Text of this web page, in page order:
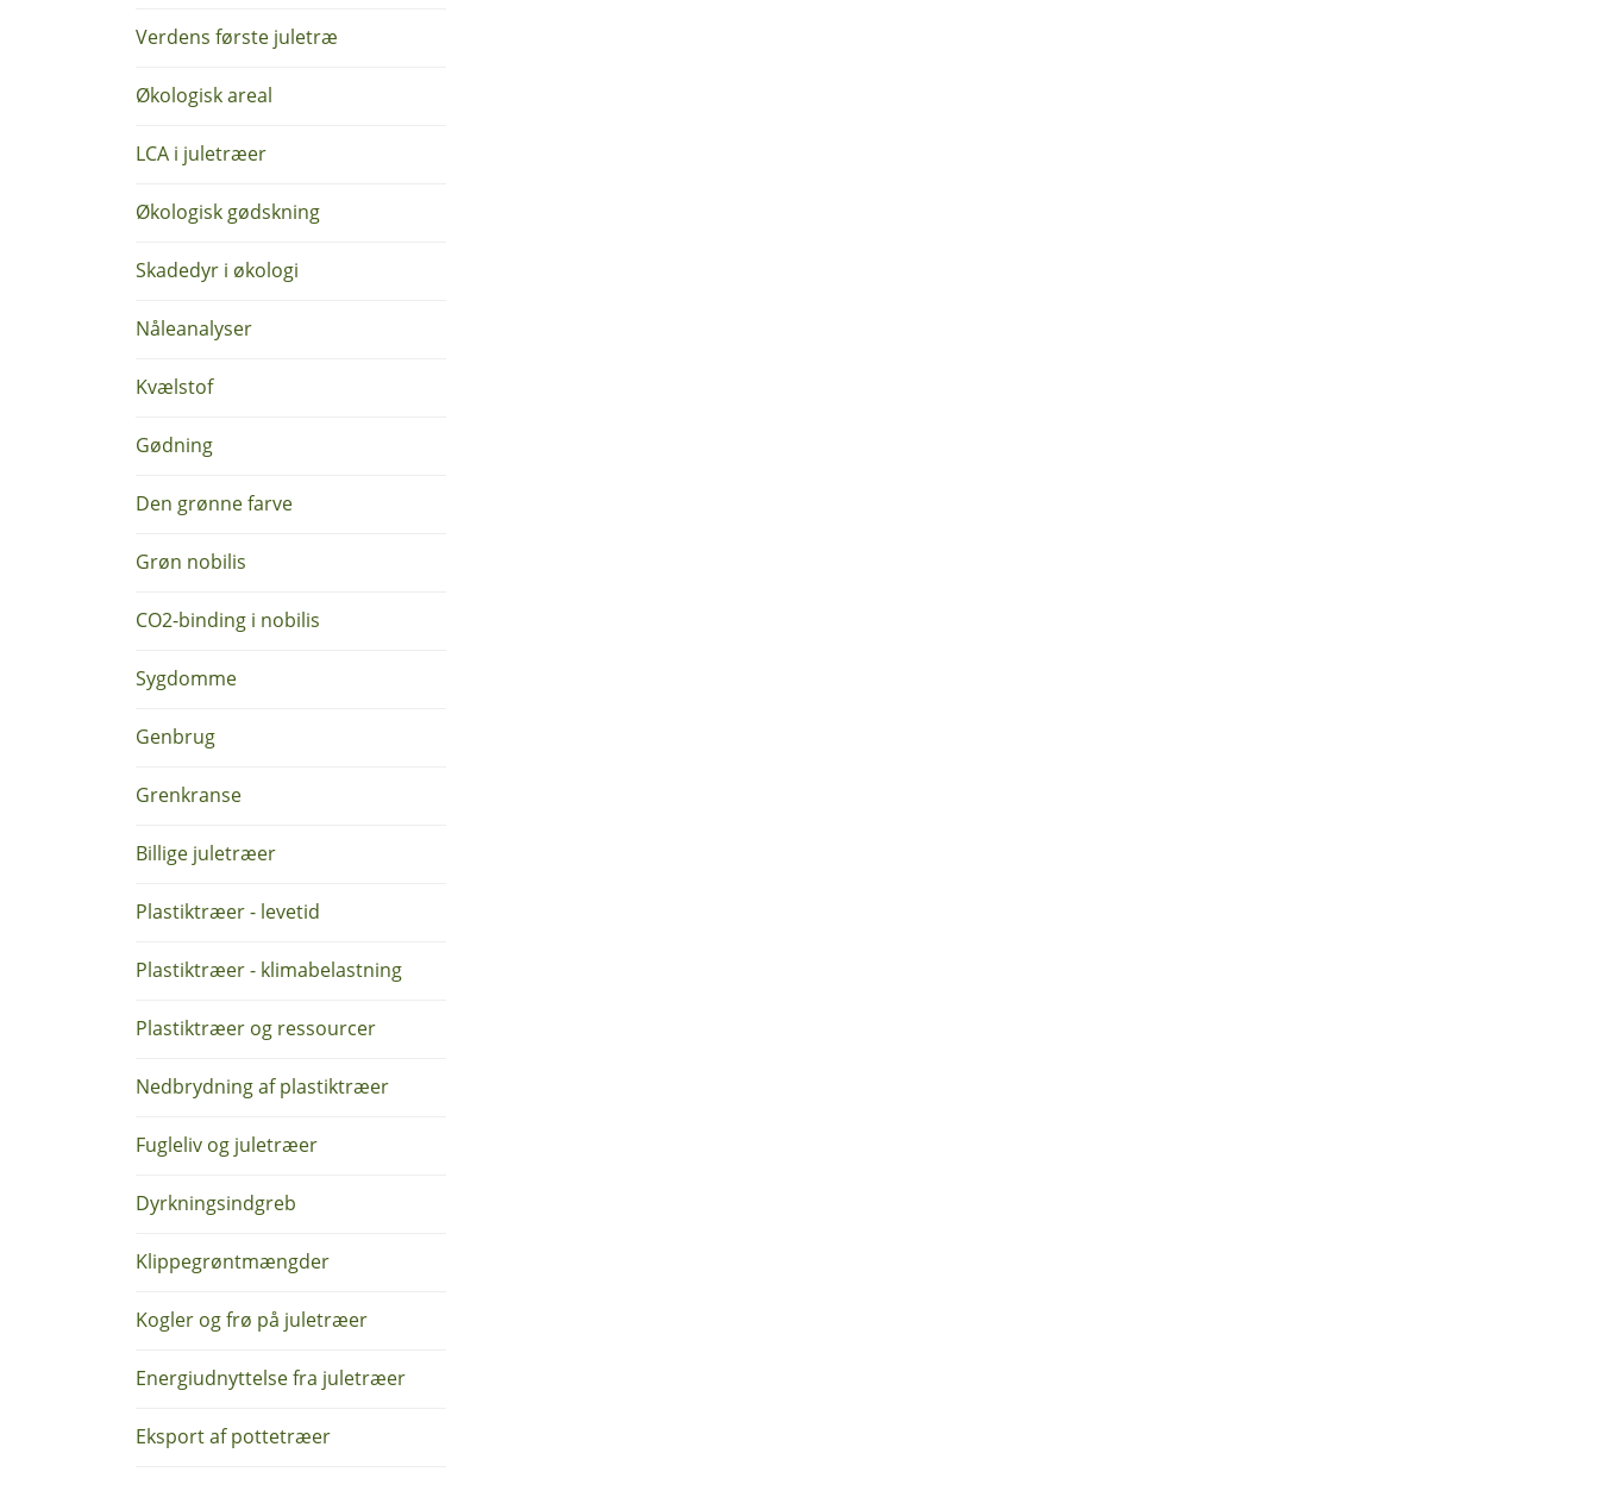
Verdens første juletræ
Økologisk areal
LCA i juletræer
Økologisk gødskning
Skadedyr i økologi
Nåleanalyser
Kvælstof
Gødning
Den grønne farve
Grøn nobilis
CO2-binding i nobilis
Sygdomme
Genbrug
Grenkranse
Billige juletræer
Plastiktræer - levetid
Plastiktræer - klimabelastning
Plastiktræer og ressourcer
Nedbrydning af plastiktræer
Fugleliv og juletræer
Dyrkningsindgreb
Klippegrøntmængder
Kogler og frø på juletræer
Energiudnyttelse fra juletræer
Eksport af pottetræer